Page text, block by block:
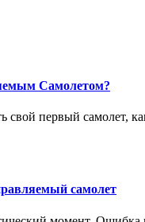
Самолетом?
первый самолет,
самолет